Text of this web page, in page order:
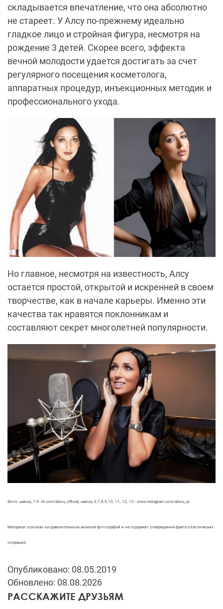
складывается впечатление, что она абсолютно
не стареет. У Алсу по-прежнему идеально
гладкое лицо и стройная фигура, несмотря на
рождение 3 детей. Скорее всего, эффекта
вечной молодости удается достигать за счет
регулярного посещения косметолога,
аппаратных процедур, инъекционных методик и
профессионального ухода.
Но главное, несмотря на известность, Алсу
остается простой, открытой и искренней в своем
творчестве, как в начале карьеры. Именно эти
качества так нравятся поклонникам и
составляют секрет многолетней популярности.
Фото: шапка, 1-5- vk.com/alsou_official, шапка, 6,7,8,9,10, 11, 12, 13 - www.instagram.com/alsou_a/
Материал основан на сравнительном анализе фотографий и не содержит утверждения факта пластических
операций.
Опубликовано: 08.05.2019
Обновлено: 08.08.2026
РАССКАЖИТЕ ДРУЗЬЯМ